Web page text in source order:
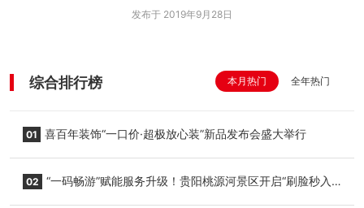
发布于 2019年9月28日
综合排行榜 本月热门 全年热门
01 喜百年装饰“一口价·超极放心装”新品发布会盛大举行
02 “一码畅游”赋能服务升级！贵阳桃源河景区开启“刷脸秒入